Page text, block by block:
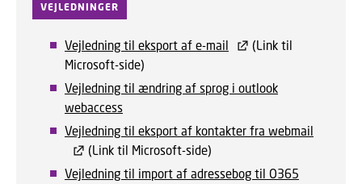
VEJLEDNINGER
Vejledning til eksport af e-mail
(Link til
Microsoft-side)
Vejledning til ændring af sprog i outlook
webaccess
Vejledning til eksport af kontakter fra webmail
(Link til Microsoft-side)
Vejledning til import af adressebog til O365